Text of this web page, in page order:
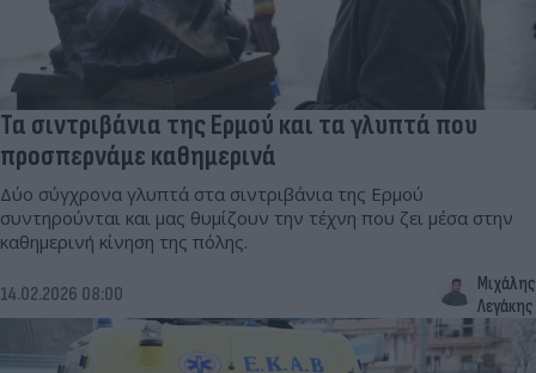
Τα σιντριβάνια της Ερμού και τα γλυπτά που
προσπερνάμε καθημερινά
Δύο σύγχρονα γλυπτά στα σιντριβάνια της Ερμού
συντηρούνται και μας θυμίζουν την τέχνη που ζει μέσα στην
καθημερινή κίνηση της πόλης.
14.02.2026 08:00
Μιχάλης
Λεγάκης